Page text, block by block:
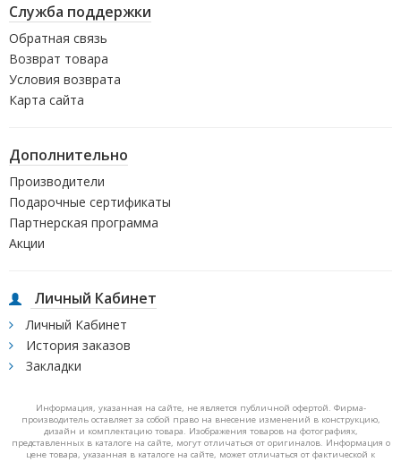
Служба поддержки
Обратная связь
Возврат товара
Условия возврата
Карта сайта
Дополнительно
Производители
Подарочные сертификаты
Партнерская программа
Акции
Личный Кабинет
Личный Кабинет
История заказов
Закладки
Информация, указанная на сайте, не является публичной офертой. Фирма-
производитель оставляет за собой право на внесение изменений в конструкцию,
дизайн и комплектацию товара. Изображения товаров на фотографиях,
представленных в каталоге на сайте, могут отличаться от оригиналов. Информация о
цене товара, указанная в каталоге на сайте, может отличаться от фактической к